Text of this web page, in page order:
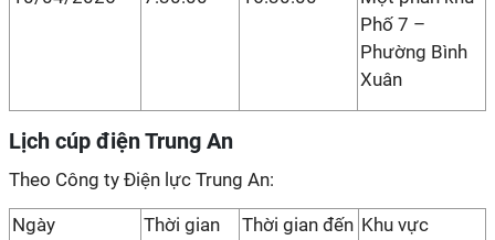
Phố 7 –
Phường Bình
Xuân
Lịch cúp điện Trung An
Theo Công ty Điện lực Trung An:
Ngày
Thời gian
Thời gian đến Khu vực